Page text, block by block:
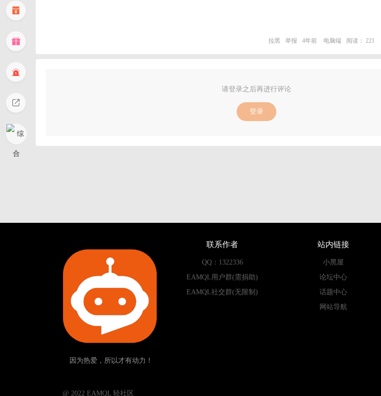
拉黑 举报 4年前 电脑端 阅读： 221
请登录之后再进行评论
登录
因为热爱，所以才有动力！
联系作者
QQ：1322336
EAMQL用户群(需捐助)
EAMQL社交群(无限制)
站内链接
小黑屋
论坛中心
话题中心
网站导航
­­­­­ @ 2022 EAMQL 轻社区